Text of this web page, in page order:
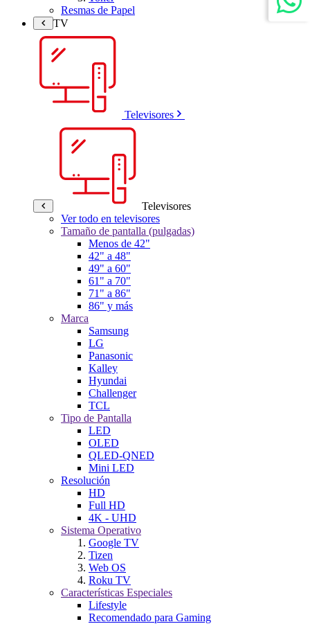
Resmas de Papel
TV
Televisores
Televisores
Ver todo en televisores
Tamaño de pantalla (pulgadas)
Menos de 42"
42" a 48"
49" a 60"
61" a 70"
71" a 86"
86" y más
Marca
Samsung
LG
Panasonic
Kalley
Hyundai
Challenger
TCL
Tipo de Pantalla
LED
OLED
QLED-QNED
Mini LED
Resolución
HD
Full HD
4K - UHD
Sistema Operativo
Google TV
Tizen
Web OS
Roku TV
Características Especiales
Lifestyle
Recomendado para Gaming